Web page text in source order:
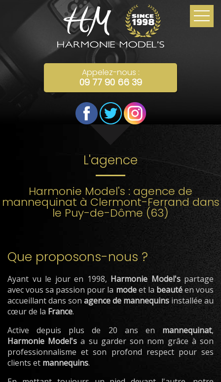
Appelez-nous :
09 77 90 66 39
L'agence
Harmonie Model's : agence de
mannequinat à Clermont-Ferrand dans
le Puy-de-Dôme (63)
Que proposons-nous ?
Ayant vu le jour en 1998, Harmonie Model'spartage
avec vous sa passion pour la modeet la beautéen vous
accueillant dans son agence de mannequins installée au
cœur de la France.
Active depuis plus de 20 ans en mannequinat,
Harmonie Model's a su garder son nom grâce à son
professionnalisme et son profond respect pour ses
clients et mannequins.